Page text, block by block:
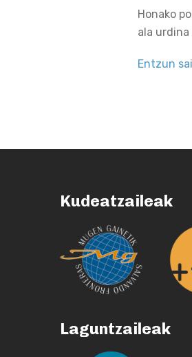
Honako
ala
Entzun
Kudeatzaileak
Laguntzaileak